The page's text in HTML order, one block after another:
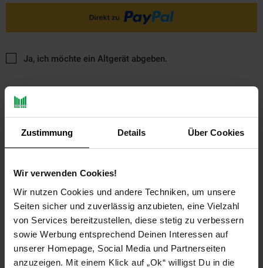
Zustimmung Details Über Cookies
Wir verwenden Cookies!
Wir nutzen Cookies und andere Techniken, um unsere
Seiten sicher und zuverlässig anzubieten, eine Vielzahl
von Services bereitzustellen, diese stetig zu verbessern
sowie Werbung entsprechend Deinen Interessen auf
unserer Homepage, Social Media und Partnerseiten
anzuzeigen. Mit einem Klick auf „Ok“ willigst Du in die
Ja, ich möchte ein Altgerät abgeben.
PAYBACK
Payback Punkte Basis°Punkte:
42
Extra°Punkte:
0
Produktbeschreibung